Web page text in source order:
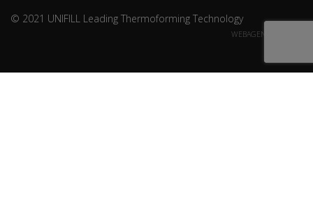
© 2021 UNIFILL Leading Thermoforming Technology
WEBAGENCY CREDITS